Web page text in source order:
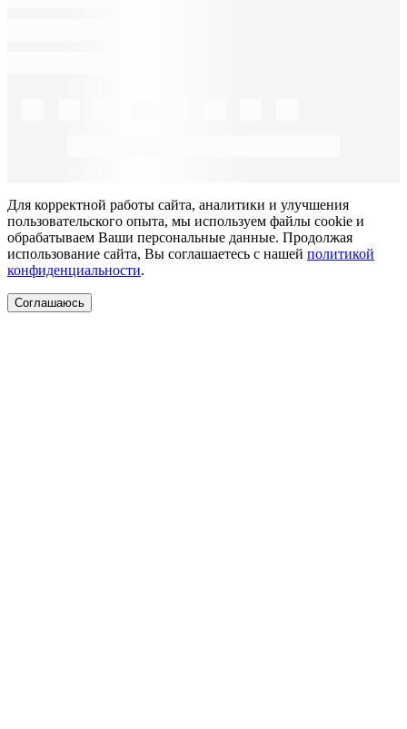
Для корректной работы сайта, аналитики и улучшения
пользовательского опыта, мы используем файлы cookie и
обрабатываем Ваши персональные данные. Продолжая
использование сайта, Вы соглашаетесь с нашей политикой
конфиденциальности.
Соглашаюсь